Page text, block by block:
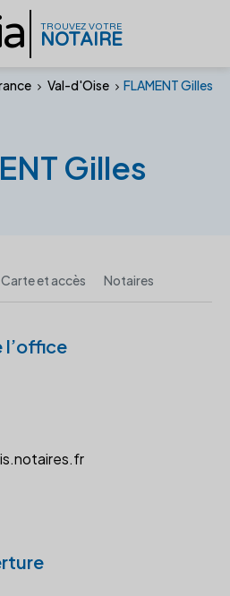
TROUVEZ VOTRE
NOTAIRE
Val-d'Oise FLAMENT Gilles
Gilles
Carte et accès Notaires
l’office